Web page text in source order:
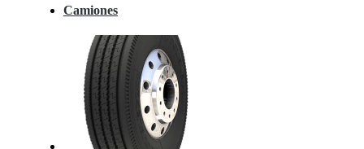
Camiones